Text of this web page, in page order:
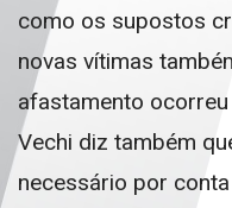
como os supostos
novas vítimas
afastamento
Vechi diz também
necessário por